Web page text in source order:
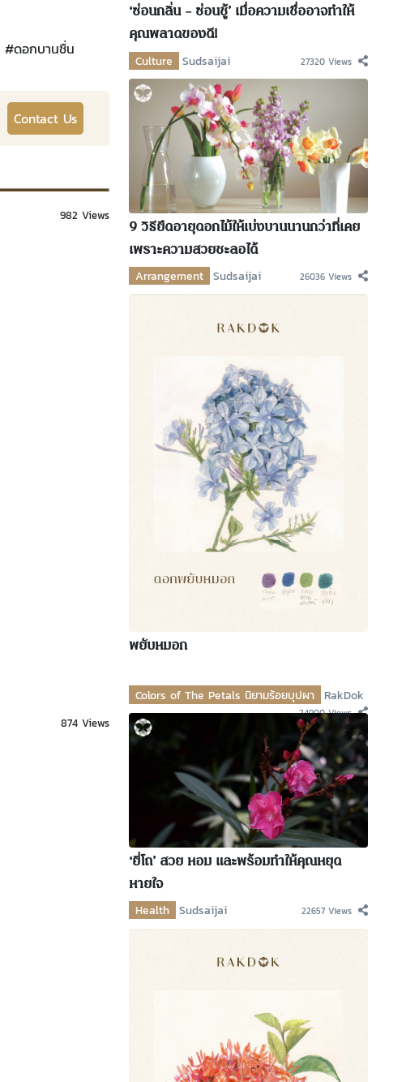
#ดอกบานชื่น
Contact Us
982 Views
874 Views
‘ซ่อนกลิ่น – ซ่อนชู้’ เมื่อความเชื่ออาจทำให้
คุณพลาดของดี!
Culture Sudsaijai 27320 Views
9 วิธียืดอายุดอกไม้ให้เบ่งบานนานกว่าที่เคย
เพราะความสวยชะลอได้
Arrangement Sudsaijai 26036 Views
พยับหมอก
Colors of The Petals นิยามร้อยบุปผา RakDok
24900 Views
‘ยี่โถ’ สวย หอม และพร้อมทำให้คุณหยุด
หายใจ
Health Sudsaijai 22657 Views